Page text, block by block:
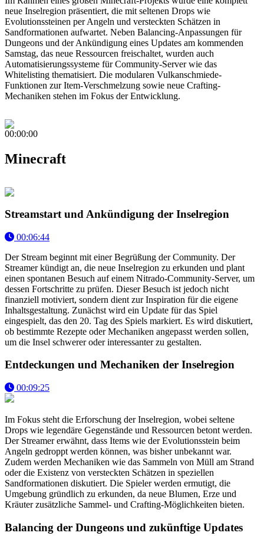
neue Inselregion präsentiert, die mit seltenen Drops wie
Evolutionssteinen per Angeln und versteckten Schätzen in
Sandformationen aufwartet. Neben Balancing-Anpassungen für
Dungeons und der Ankündigung eines Updates am kommenden
Samstag, das neue Ressourcen freischaltet, wurden auch
Automatisierungssysteme für Community-Server wie das
Whitelisting thematisiert. Die modularen Vulkanschmiede-
Funktionen zur Item-Verschmelzung sowie neue Crafting-
Mechaniken stehen im Fokus der Entwicklung.
00:00:00
Minecraft
Streamstart und Ankündigung der Inselregion
00:06:44
Der Stream beginnt mit einer Begrüßung der Community. Der
Streamer kündigt an, die neue Inselregion zu erkunden und plant
einen spontanen Besuch auf einem Nitrado-Community-Server, um
dessen Fortschritte zu prüfen. Dieser Besuch ist jedoch nicht
finanziell motiviert, sondern dient zur Inspiration für die eigene
Inhaltsgestaltung. Zunächst wird ein Update für das Spiel
eingespielt, das den 20. Tag des Spiels markiert. Es wird diskutiert,
ob bestimmte Rezepte oder Mechaniken angepasst werden sollen,
um die Insel schwerer oder interessanter zu gestalten.
Entdeckungen und Mechaniken der Inselregion
00:09:25
Im Fokus steht die Erforschung der Inselregion, wobei seltene
Drops wie legendäre Gegenstände und Ressourcen betont werden.
Der Streamer erwähnt, dass Items wie der Evolutionsstein beim
Angeln gedroppt werden können, was bisher unbekannt war.
Zudem werden Mechaniken wie das Sammeln von Müll am Strand
oder die Existenz von versteckten Schätzen in speziellen
Sandformationen diskutiert. Die Spieler werden ermutigt, die
Umgebung gründlich zu erkunden, da neue Blumen, Erze und
Kräuter zusätzliche Sammel- und Crafting-Möglichkeiten bieten.
Balancing der Dungeons und zukünftige Updates